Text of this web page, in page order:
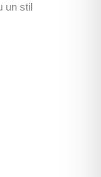
un stil